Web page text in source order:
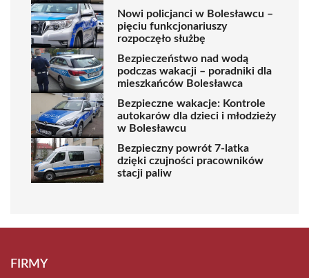
Nowi policjanci w Bolesławcu –
pięciu funkcjonariuszy
rozpoczęło służbę
Bezpieczeństwo nad wodą
podczas wakacji – poradniki dla
mieszkańców Bolesławca
Bezpieczne wakacje: Kontrole
autokarów dla dzieci i młodzieży
w Bolesławcu
Bezpieczny powrót 7-latka
dzięki czujności pracowników
stacji paliw
FIRMY